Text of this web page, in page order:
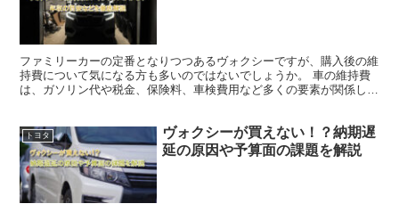
ファミリーカーの定番となりつつあるヴォクシーですが、購入後の維
持費について気になる方も多いのではないでしょうか。 車の維持費
は、ガソリン代や税金、保険料、車検費用など多くの要素が関係し、
トヨタ
ヴォクシーが買えない！？納期遅
延の原因や予算面の課題を解説